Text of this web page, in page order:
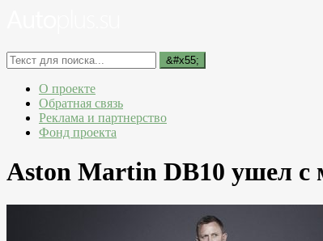
О проекте
Обратная связь
Реклама и партнерство
Фонд проекта
Aston Martin DB10 ушел с